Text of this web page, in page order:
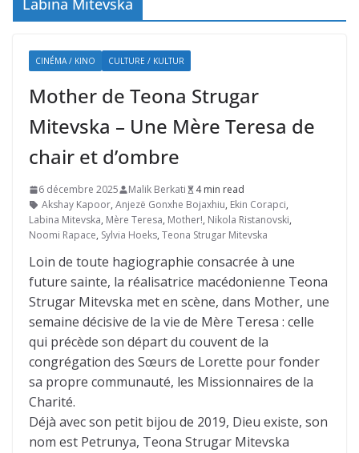
Labina Mitevska
CINÉMA / KINO CULTURE / KULTUR
Mother de Teona Strugar
Mitevska – Une Mère Teresa de
chair et d’ombre
6 décembre 2025 Malik Berkati
4 min read
Akshay Kapoor, Anjezë Gonxhe Bojaxhiu, Ekin Corapci,
Labina Mitevska, Mère Teresa, Mother!, Nikola Ristanovski,
Noomi Rapace, Sylvia Hoeks, Teona Strugar Mitevska
Loin de toute hagiographie consacrée à une
future sainte, la réalisatrice macédonienne Teona
Strugar Mitevska met en scène, dans Mother, une
semaine décisive de la vie de Mère Teresa : celle
qui précède son départ du couvent de la
congrégation des Sœurs de Lorette pour fonder
sa propre communauté, les Missionnaires de la
Charité.
Déjà avec son petit bijou de 2019, Dieu existe, son
nom est Petrunya, Teona Strugar Mitevska